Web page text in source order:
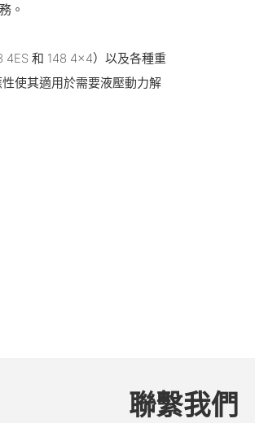
。
4ES 和 148 4×4）以及各種重
使其適用於需要液壓動力解
聯繫我們